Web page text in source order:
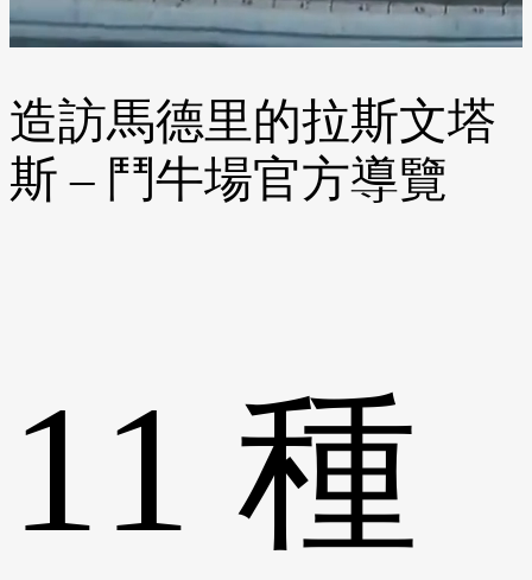
造訪馬德里的拉斯文塔
斯 – 鬥牛場官方導覽
11 種